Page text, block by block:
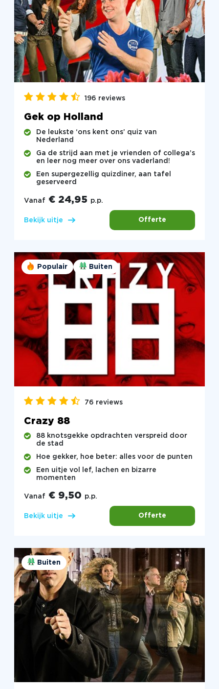
196 reviews
Gek op Holland
De leukste ‘ons kent ons’ quiz van
Nederland
Ga de strijd aan met je vrienden of collega’s
en leer nog meer over ons vaderland!
Een supergezellig quizdiner, aan tafel
geserveerd
Vanaf € 24,95 p.p.
Bekijk uitje Offerte
Populair Buiten
76 reviews
Crazy 88
88 knotsgekke opdrachten verspreid door
de stad
Hoe gekker, hoe beter: alles voor de punten
Een uitje vol lef, lachen en bizarre
momenten
Vanaf € 9,50 p.p.
Bekijk uitje Offerte
Buiten